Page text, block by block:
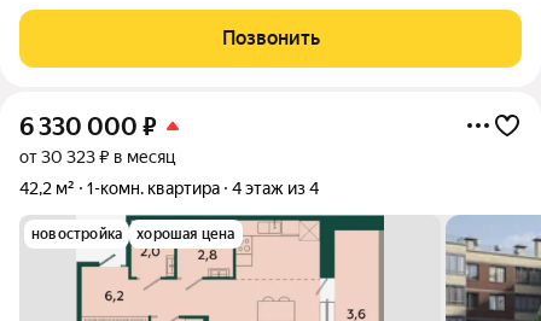
59 минутах на транспорте от метро "Проспект Ветеранов",
рядом с ж/д
Позвонить
6 330 000 ₽
от 30 323 ₽ в месяц
42,2 м²
1-комн. квартира 4 этаж из 4
новостройка хорошая цена